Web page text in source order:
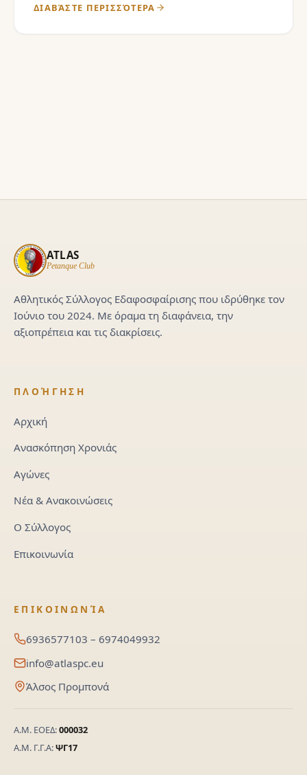
ΔΙΑΒΆΣΤΕ ΠΕΡΙΣΣΌΤΕΡΑ
ATLAS
Petanque Club
Αθλητικός Σύλλογος Εδαφοσφαίρισης που ιδρύθηκε τον
Ιούνιο του 2024. Με όραμα τη διαφάνεια, την
αξιοπρέπεια και τις διακρίσεις.
ΠΛΟΉΓΗΣΗ
Αρχική
Ανασκόπηση Χρονιάς
Αγώνες
Νέα & Ανακοινώσεις
Ο Σύλλογος
Επικοινωνία
ΕΠΙΚΟΙΝΩΝΊΑ
6936577103 – 6974049932
info@atlaspc.eu
Άλσος Προμπονά
Α.Μ. ΕΟΕΔ:000032
Α.Μ. Γ.Γ.Α:ΨΓ17